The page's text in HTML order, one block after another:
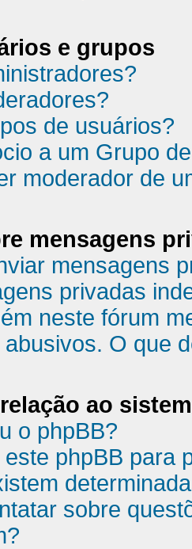
e grupos
de usuários?
a um Grupo
moderador de
mensagens
mensagens
privadas
neste fórum
O que
ao
o phpBB?
phpBB para
sobre